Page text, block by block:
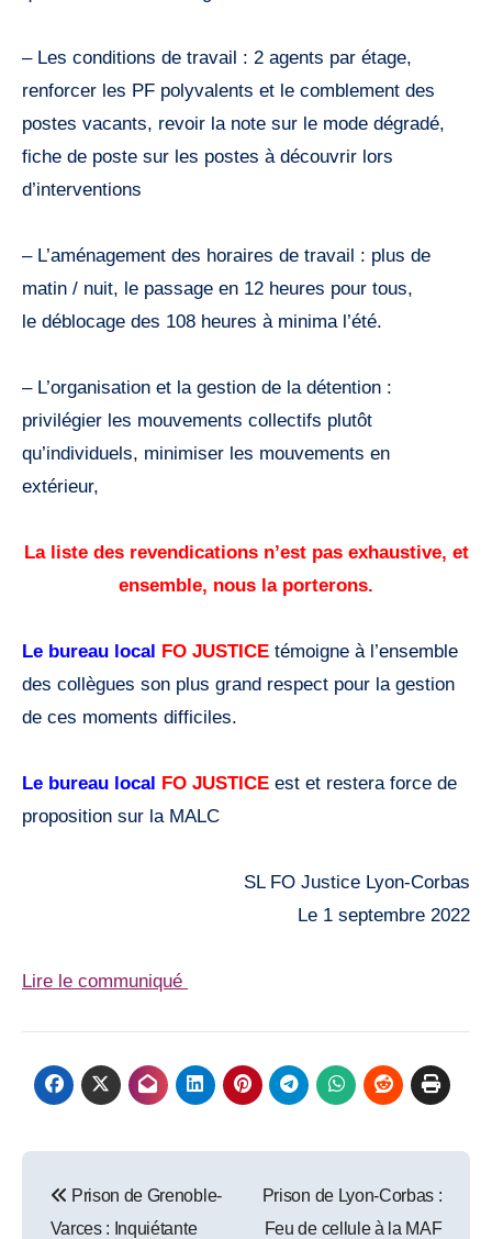
– Les conditions de travail : 2 agents par étage,
renforcer les PF polyvalents et le comblement des
postes vacants, revoir la note sur le mode dégradé,
fiche de poste sur les postes à découvrir lors
d’interventions
– L’aménagement des horaires de travail : plus de
matin / nuit, le passage en 12 heures pour tous,
le déblocage des 108 heures à minima l’été.
– L’organisation et la gestion de la détention :
privilégier les mouvements collectifs plutôt
qu’individuels, minimiser les mouvements en
extérieur,
La liste des revendications n’est pas exhaustive, et
ensemble, nous la porterons.
Le bureau local FO JUSTICE témoigne à l’ensemble
des collègues son plus grand respect pour la gestion
de ces moments difficiles.
Le bureau local FO JUSTICE est et restera force de
proposition sur la MALC
SL FO Justice Lyon-Corbas
Le 1 septembre 2022
Lire le communiqué
navigation
Prison de Grenoble-
Varces : Inquiétante
Prison de Lyon-Corbas :
Feu de cellule à la MAF